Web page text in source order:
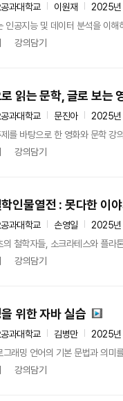
과대학교 이원재
2025년
인공지능 및 데이터 분석을 이
강의담기
읽는 문학, 글로 보는
과대학교 문진아
2025년
를 바탕으로 한 영화와 문학 강의
강의담기
인물열전 : 못다한 이야
과대학교 손영일
2025년
의 철학자들, 소크라테스와 플라
강의담기
위한 자바 실습
과대학교 김병만
2025년
그래밍 언어의 기본 문법과 의미
강의담기